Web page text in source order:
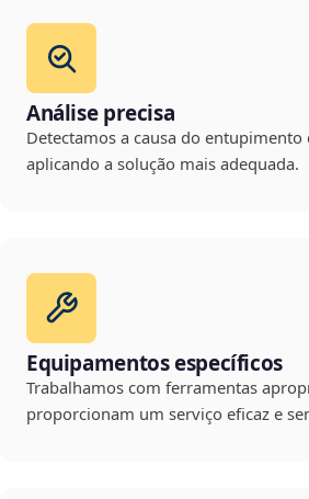
Análise precisa
Detectamos a causa do entupimento
aplicando a solução mais adequada.
Equipamentos específicos
Trabalhamos com ferramentas
proporcionam um serviço eficaz e